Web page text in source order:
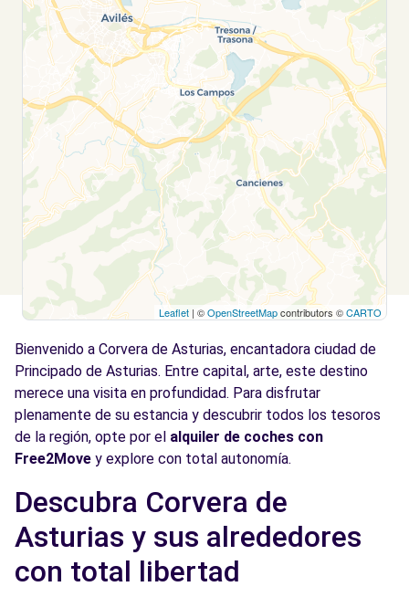
Leaflet | ©OpenStreetMapcontributors ©CARTO
Bienvenido a Corvera de Asturias, encantadora ciudad de
Principado de Asturias. Entre capital, arte, este destino
merece una visita en profundidad. Para disfrutar
plenamente de su estancia y descubrir todos los tesoros
de la región, opte por el alquiler de coches con
Free2Move y explore con total autonomía.
Descubra Corvera de
Asturias y sus alrededores
con total libertad